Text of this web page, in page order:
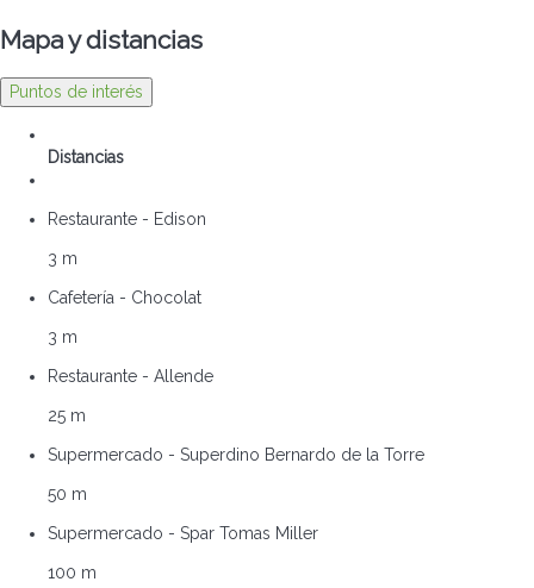
Mapa y distancias
Puntos de interés
Distancias
Restaurante - Edison
3 m
Cafetería - Chocolat
3 m
Restaurante - Allende
25 m
Supermercado - Superdino Bernardo de la Torre
50 m
Supermercado - Spar Tomas Miller
100 m